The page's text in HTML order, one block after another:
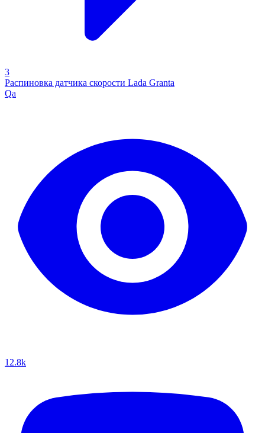
3
Распиновка датчика скорости Lada Granta
Qa
12.8k